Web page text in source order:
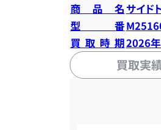
商品名 サイド
型番
買取時期2026
買取実